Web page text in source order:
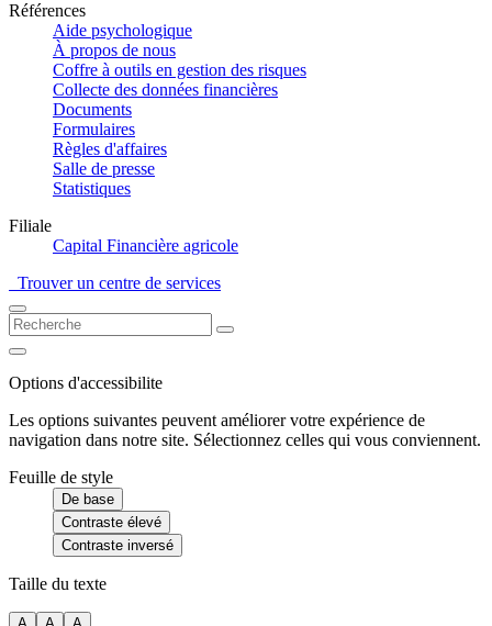
Références
Aide psychologique
À propos de nous
Coffre à outils en gestion des risques
Collecte des données financières
Documents
Formulaires
Règles d'affaires
Salle de presse
Statistiques
Filiale
Capital Financière agricole
Trouver un centre de services
Options d'accessibilite
Les options suivantes peuvent améliorer votre expérience de
navigation dans notre site. Sélectionnez celles qui vous conviennent.
Feuille de style
De base
Contraste élevé
Contraste inversé
Taille du texte